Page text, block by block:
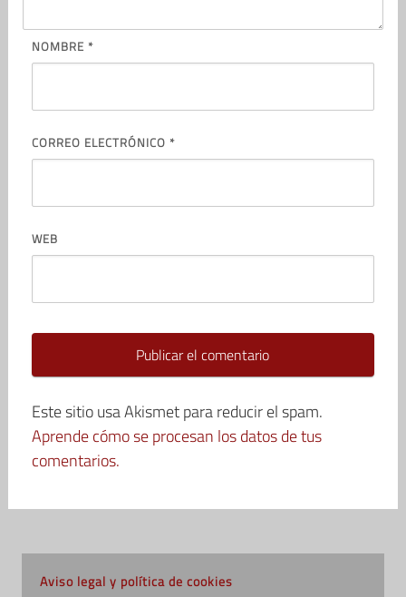
NOMBRE *
CORREO ELECTRÓNICO *
WEB
Este sitio usa Akismet para reducir el spam.
Aprende cómo se procesan los datos de tus
comentarios.
Aviso legal y política de cookies